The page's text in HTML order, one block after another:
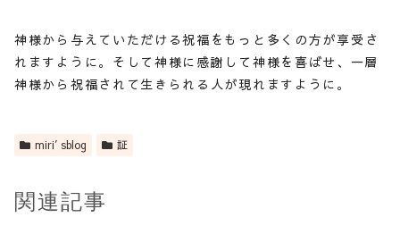
神様から与えていただける祝福をもっと多くの方が享受さ
れますように。そして神様に感謝して神様を喜ばせ、一層
神様から祝福されて生きられる人が現れますように。
miri′sblog 証
関連記事